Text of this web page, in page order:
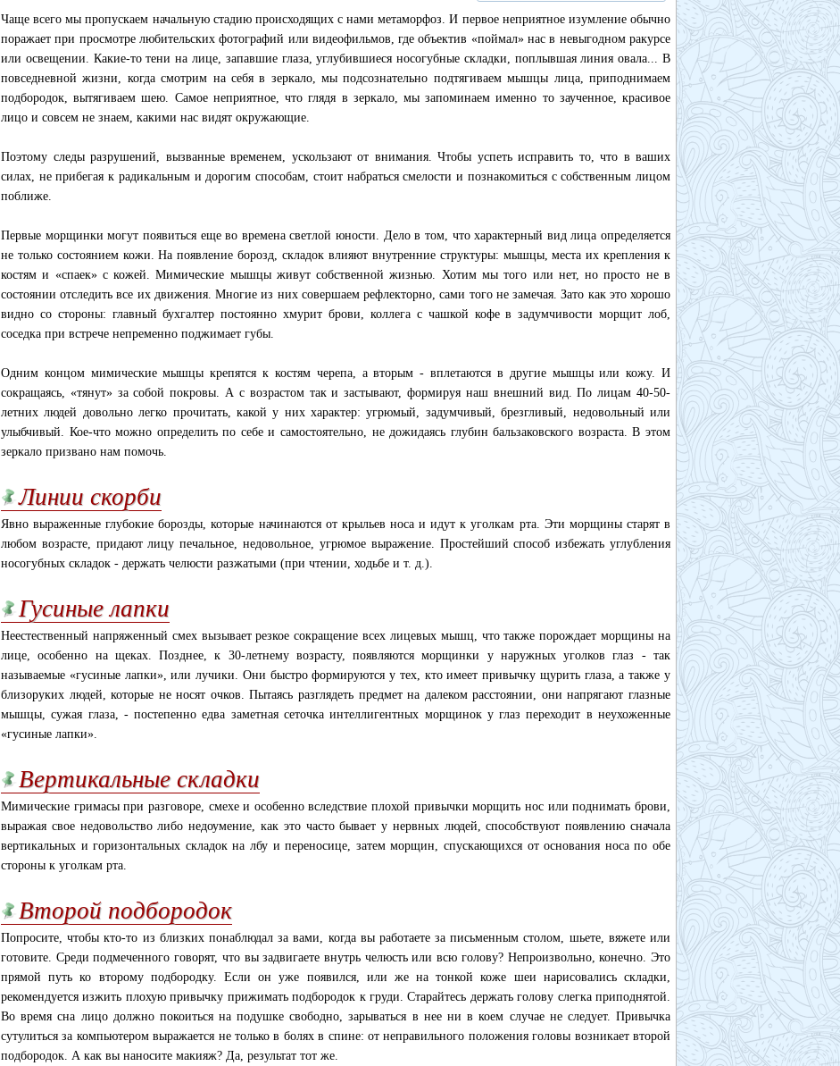
Чаще всего мы пропускаем начальную стадию происходящих с нами метаморфоз. И первое неприятное изумление обычно
поражает при просмотре любительских фотографий или видеофильмов, где объектив «поймал» нас в невыгодном ракурсе
или освещении. Какие-то тени на лице, запавшие глаза, углубившиеся носогубные складки, поплывшая линия овала... В
повседневной жизни, когда смотрим на себя в зеркало, мы подсознательно подтягиваем мышцы лица, приподнимаем
подбородок, вытягиваем шею. Самое неприятное, что глядя в зеркало, мы запоминаем именно то заученное, красивое
лицо и совсем не знаем, какими нас видят окружающие.
Поэтому следы разрушений, вызванные временем, ускользают от внимания. Чтобы успеть исправить то, что в ваших
силах, не прибегая к радикальным и дорогим способам, стоит набраться смелости и познакомиться с собственным лицом
поближе.
Первые морщинки могут появиться еще во времена светлой юности. Дело в том, что характерный вид лица определяется
не только состоянием кожи. На появление борозд, складок влияют внутренние структуры: мышцы, места их крепления к
костям и «спаек» с кожей. Мимические мышцы живут собственной жизнью. Хотим мы того или нет, но просто не в
состоянии отследить все их движения. Многие из них совершаем рефлекторно, сами того не замечая. Зато как это хорошо
видно со стороны: главный бухгалтер постоянно хмурит брови, коллега с чашкой кофе в задумчивости морщит лоб,
соседка при встрече непременно поджимает губы.
Одним концом мимические мышцы крепятся к костям черепа, а вторым - вплетаются в другие мышцы или кожу. И
сокращаясь, «тянут» за собой покровы. А с возрастом так и застывают, формируя наш внешний вид. По лицам 40-50-
летних людей довольно легко прочитать, какой у них характер: угрюмый, задумчивый, брезгливый, недовольный или
улыбчивый. Кое-что можно определить по себе и самостоятельно, не дожидаясь глубин бальзаковского возраста. В этом
зеркало призвано нам помочь.
Линии скорби
Явно выраженные глубокие борозды, которые начинаются от крыльев носа и идут к уголкам рта. Эти морщины старят в
любом возрасте, придают лицу печальное, недовольное, угрюмое выражение. Простейший способ избежать углубления
носогубных складок - держать челюсти разжатыми (при чтении, ходьбе и т. д.).
Гусиные лапки
Неестественный напряженный смех вызывает резкое сокращение всех лицевых мышц, что также порождает морщины на
лице, особенно на щеках. Позднее, к 30-летнему возрасту, появляются морщинки у наружных уголков глаз - так
называемые «гусиные лапки», или лучики. Они быстро формируются у тех, кто имеет привычку щурить глаза, а также у
близоруких людей, которые не носят очков. Пытаясь разглядеть предмет на далеком расстоянии, они напрягают глазные
мышцы, сужая глаза, - постепенно едва заметная сеточка интеллигентных морщинок у глаз переходит в неухоженные
«гусиные лапки».
Вертикальные складки
Мимические гримасы при разговоре, смехе и особенно вследствие плохой привычки морщить нос или поднимать брови,
выражая свое недовольство либо недоумение, как это часто бывает у нервных людей, способствуют появлению сначала
вертикальных и горизонтальных складок на лбу и переносице, затем морщин, спускающихся от основания носа по обе
стороны к уголкам рта.
Второй подбородок
Попросите, чтобы кто-то из близких понаблюдал за вами, когда вы работаете за письменным столом, шьете, вяжете или
готовите. Среди подмеченного говорят, что вы задвигаете внутрь челюсть или всю голову? Непроизвольно, конечно. Это
прямой путь ко второму подбородку. Если он уже появился, или же на тонкой коже шеи нарисовались складки,
рекомендуется изжить плохую привычку прижимать подбородок к груди. Старайтесь держать голову слегка приподнятой.
Во время сна лицо должно покоиться на подушке свободно, зарываться в нее ни в коем случае не следует. Привычка
сутулиться за компьютером выражается не только в болях в спине: от неправильного положения головы возникает второй
подбородок. А как вы наносите макияж? Да, результат тот же.